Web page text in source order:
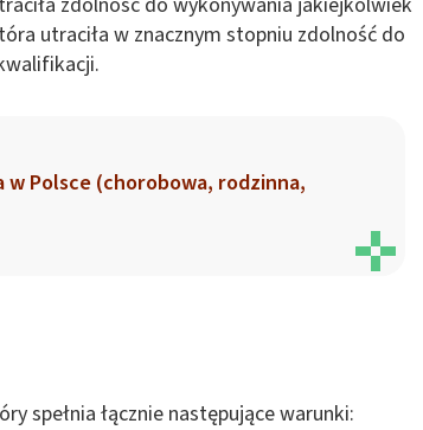
utraciła w znacznym stopniu zdolność do
Polsce (chorobowa, rodzinna,
spełnia łącznie następujące warunki: